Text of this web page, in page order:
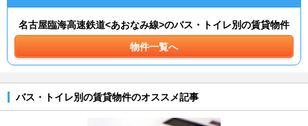
名古屋臨海高速鉄道<あおなみ線>のバス・トイレ別の賃貸物件
物件一覧へ
バス・トイレ別の賃貸物件のオススメ記事